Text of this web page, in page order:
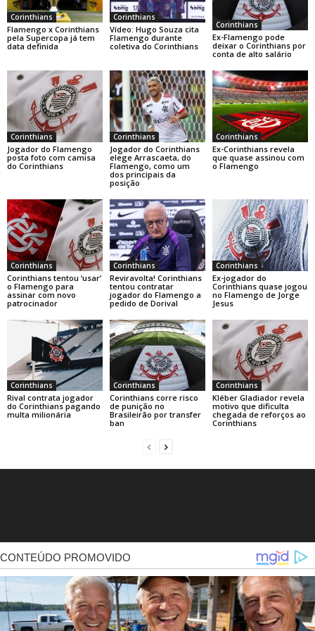
Corinthians
Flamengo x Corinthians
pela Supercopa já tem
data definida
Corinthians
Vídeo: Hugo Souza cita
Flamengo durante
coletiva do Corinthians
Corinthians
Ex-Flamengo pode
deixar o Corinthians por
conta de alto salário
Corinthians
Jogador do Flamengo
posta foto com camisa
do Corinthians
Corinthians
Jogador do Corinthians
elege Arrascaeta, do
Flamengo, como um
dos principais da
posição
Corinthians
Ex-Corinthians revela
que quase assinou com
o Flamengo
Corinthians
Corinthians tentou ‘usar’
o Flamengo para
assinar com novo
patrocinador
Corinthians
Reviravolta! Corinthians
tentou contratar
jogador do Flamengo a
pedido de Dorival
Corinthians
Ex-jogador do
Corinthians quase jogou
no Flamengo de Jorge
Jesus
Corinthians
Rival contrata jogador
do Corinthians pagando
multa milionária
Corinthians
Corinthians corre risco
de punição no
Brasileirão por transfer
ban
Corinthians
Kléber Gladiador revela
motivo que dificulta
chegada de reforços ao
Corinthians